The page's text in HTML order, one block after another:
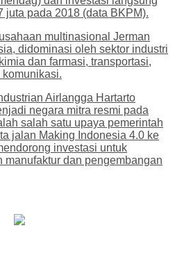
juta pada 2018 (data BKPM).
multinasional Jerman
didominasi oleh sektor industri
dan farmasi, transportasi,
Airlangga Hartarto
negara mitra resmi pada
salah satu upaya pemerintah
jalan Making Indonesia 4.0 ke
investasi untuk
manufaktur dan pengembangan